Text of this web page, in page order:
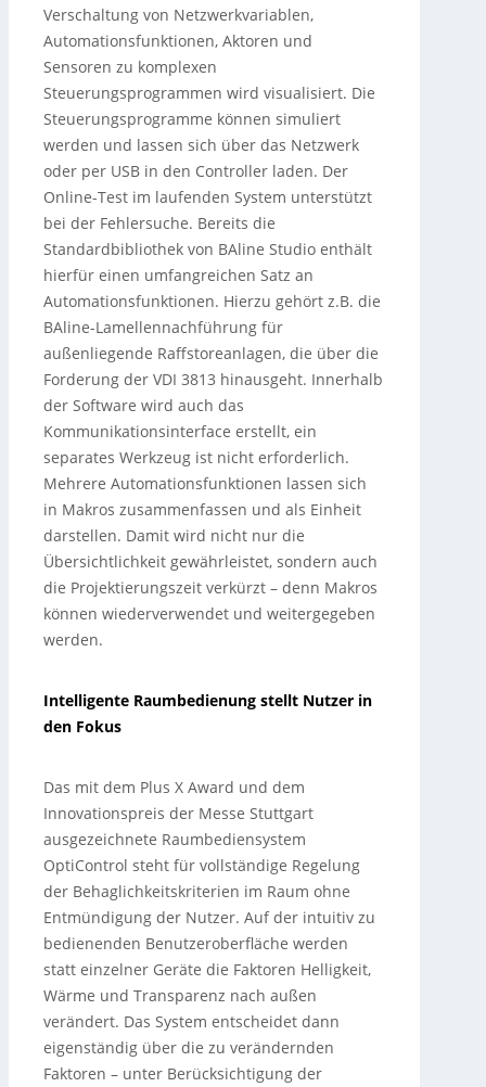
Verschaltung von Netzwerkvariablen,
Automationsfunktionen, Aktoren und
Sensoren zu komplexen
Steuerungsprogrammen wird visualisiert. Die
Steuerungsprogramme können simuliert
werden und lassen sich über das Netzwerk
oder per USB in den Controller laden. Der
Online-Test im laufenden System unterstützt
bei der Fehlersuche. Bereits die
Standardbibliothek von BAline Studio enthält
hierfür einen umfangreichen Satz an
Automationsfunktionen. Hierzu gehört z.B. die
BAline-Lamellennachführung für
außenliegende Raffstoreanlagen, die über die
Forderung der VDI 3813 hinausgeht. Innerhalb
der Software wird auch das
Kommunikationsinterface erstellt, ein
separates Werkzeug ist nicht erforderlich.
Mehrere Automationsfunktionen lassen sich
in Makros zusammenfassen und als Einheit
darstellen. Damit wird nicht nur die
Übersichtlichkeit gewährleistet, sondern auch
die Projektierungszeit verkürzt – denn Makros
können wiederverwendet und weitergegeben
werden.
Intelligente Raumbedienung stellt Nutzer in
den Fokus
Das mit dem Plus X Award und dem
Innovationspreis der Messe Stuttgart
ausgezeichnete Raumbediensystem
OptiControl steht für vollständige Regelung
der Behaglichkeitskriterien im Raum ohne
Entmündigung der Nutzer. Auf der intuitiv zu
bedienenden Benutzeroberfläche werden
statt einzelner Geräte die Faktoren Helligkeit,
Wärme und Transparenz nach außen
verändert. Das System entscheidet dann
eigenständig über die zu verändernden
Faktoren – unter Berücksichtigung der